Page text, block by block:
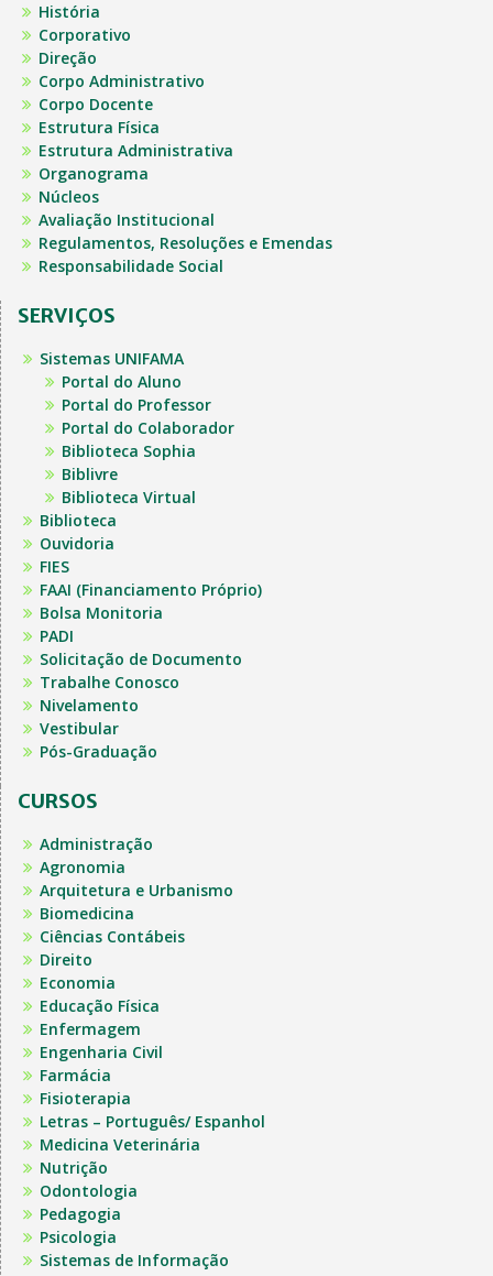
História
Corporativo
Direção
Corpo Administrativo
Corpo Docente
Estrutura Física
Estrutura Administrativa
Organograma
Núcleos
Avaliação Institucional
Regulamentos, Resoluções e Emendas
Responsabilidade Social
SERVIÇOS
Sistemas UNIFAMA
Portal do Aluno
Portal do Professor
Portal do Colaborador
Biblioteca Sophia
Biblivre
Biblioteca Virtual
Biblioteca
Ouvidoria
FIES
FAAI (Financiamento Próprio)
Bolsa Monitoria
PADI
Solicitação de Documento
Trabalhe Conosco
Nivelamento
Vestibular
Pós-Graduação
CURSOS
Administração
Agronomia
Arquitetura e Urbanismo
Biomedicina
Ciências Contábeis
Direito
Economia
Educação Física
Enfermagem
Engenharia Civil
Farmácia
Fisioterapia
Letras – Português/ Espanhol
Medicina Veterinária
Nutrição
Odontologia
Pedagogia
Psicologia
Sistemas de Informação